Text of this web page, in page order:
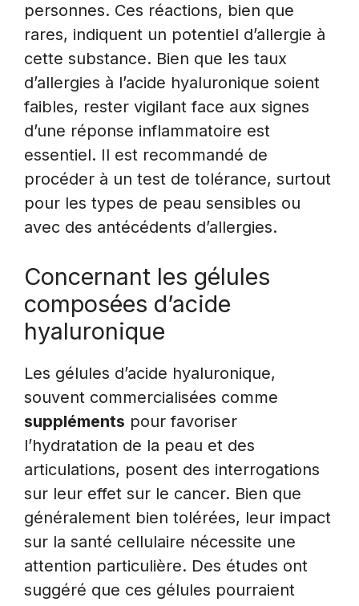
personnes. Ces réactions, bien que
rares, indiquent un potentiel d’allergie à
cette substance. Bien que les taux
d’allergies à l’acide hyaluronique soient
faibles, rester vigilant face aux signes
d’une réponse inflammatoire est
essentiel. Il est recommandé de
procéder à un test de tolérance, surtout
pour les types de peau sensibles ou
avec des antécédents d’allergies.
Concernant les gélules
composées d’acide
hyaluronique
Les gélules d’acide hyaluronique,
souvent commercialisées comme
suppléments pour favoriser
l’hydratation de la peau et des
articulations, posent des interrogations
sur leur effet sur le cancer. Bien que
généralement bien tolérées, leur impact
sur la santé cellulaire nécessite une
attention particulière. Des études ont
suggéré que ces gélules pourraient